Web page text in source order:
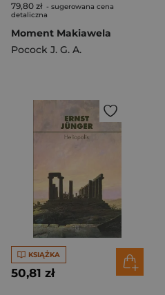
79,80 zł - sugerowana cena
detaliczna
Moment Makiawela
Pocock J. G. A.
KSIĄŻKA
50,81 zł